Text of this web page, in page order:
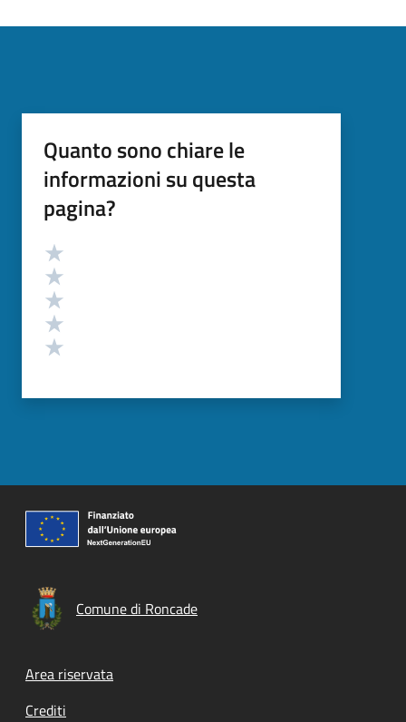
Quanto sono chiare le
informazioni su questa
pagina?
Valutazione
Comune di Roncade
Footer menu
Area riservata
Crediti